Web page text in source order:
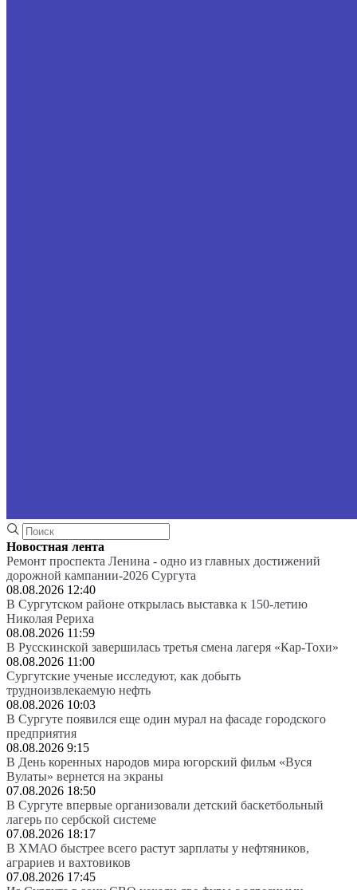
Новостная лента
Ремонт проспекта Ленина - одно из главных достижений
дорожной кампании-2026 Сургута
08.08.2026 12:40
В Сургутском районе открылась выставка к 150-летию
Николая Рериха
08.08.2026 11:59
В Русскинской завершилась третья смена лагеря «Кар-Тохи»
08.08.2026 11:00
Сургутские ученые исследуют, как добыть
трудноизвлекаемую нефть
08.08.2026 10:03
В Сургуте появился еще один мурал на фасаде городского
предприятия
08.08.2026 9:15
В День коренных народов мира югорский фильм «Вуся
Вулаты» вернется на экраны
07.08.2026 18:50
В Сургуте впервые организовали детский баскетбольный
лагерь по сербской системе
07.08.2026 18:17
В ХМАО быстрее всего растут зарплаты у нефтяников,
аграриев и вахтовиков
07.08.2026 17:45